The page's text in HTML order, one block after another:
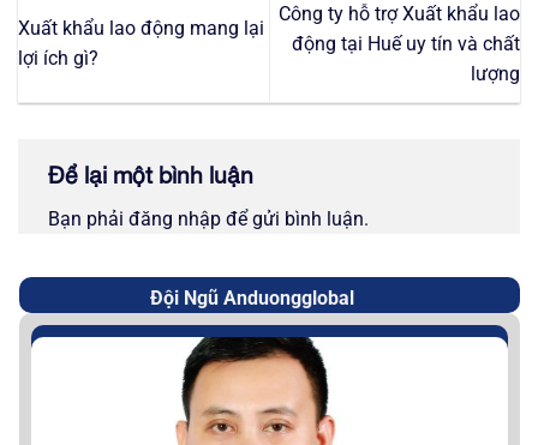
Xuất khẩu lao động mang lại
lợi ích gì?
Công ty hỗ trợ Xuất khẩu lao
động tại Huế uy tín và chất
lượng
Để lại một bình luận
Bạn phải đăng nhập để gửi bình luận.
Đội Ngũ Anduongglobal